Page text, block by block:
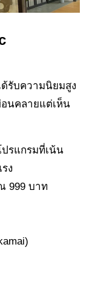
รับความนิยมสูง
อนคลายแต่เห็น
ปรแกรมที่เน้น
ง
999 บาท